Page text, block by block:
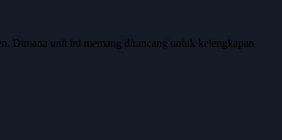
Dimana unit ini memang dirancang untuk kelengkapan